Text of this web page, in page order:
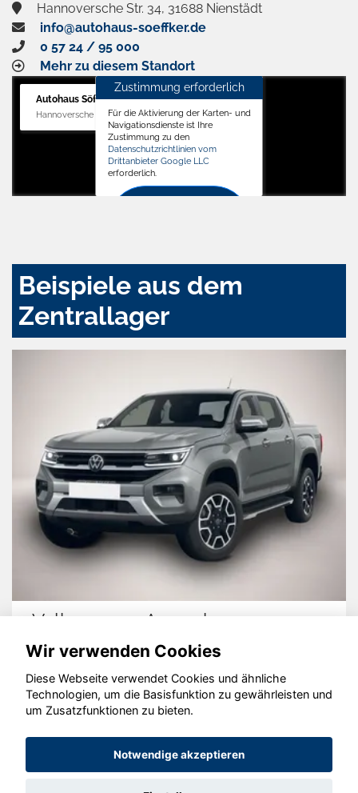
Hannoversche Str. 34, 31688 Nienstädt
info@autohaus-soeffker.de
0 57 24 / 95 000
Mehr zu diesem Standort
Autohaus Söffker GmbH
Hannoversche Str. 34, 31688 Nienstädt
Zustimmung erforderlich
Für die Aktivierung der Karten- und
Navigationsdienste ist Ihre
Zustimmung zu den
Datenschutzrichtlinien vom
Drittanbieter Google LLC
erforderlich.
Beispiele aus dem
Zentrallager
Volkswagen Amarok
© konjunkturmotor.de GmbH 2020 - 2026
Wir verwenden Cookies
Diese Webseite verwendet Cookies und ähnliche
Technologien, um die Basisfunktion zu gewährleisten und
um Zusatzfunktionen zu bieten.
Notwendige akzeptieren